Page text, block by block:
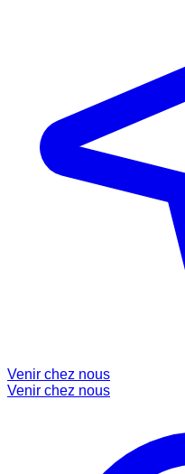
Venir chez nous
Venir chez nous